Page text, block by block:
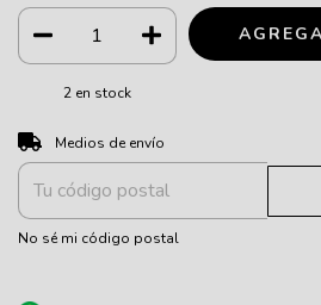
2en stock
Entregas para el CP:
Medios de envío
No sé mi código postal